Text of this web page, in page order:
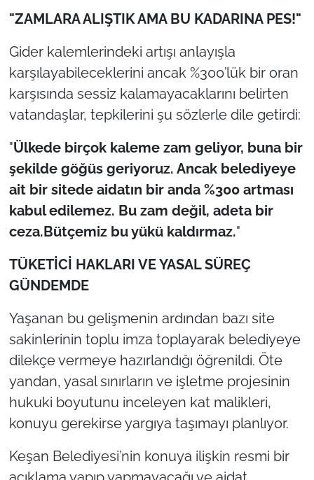
"ZAMLARA ALIŞTIK AMA BU KADARINA PES!"
Gider kalemlerindeki artışı anlayışla
karşılayabileceklerini ancak %300’lük bir oran
karşısında sessiz kalamayacaklarını belirten
vatandaşlar, tepkilerini şu sözlerle dile getirdi:
"Ülkede birçok kaleme zam geliyor, buna bir
şekilde göğüs geriyoruz. Ancak belediyeye
ait bir sitede aidatın bir anda %300 artması
kabul edilemez. Bu zam değil, adeta bir
ceza.Bütçemiz bu yükü kaldırmaz."
TÜKETİCİ HAKLARI VE YASAL SÜREÇ
GÜNDEMDE
Yaşanan bu gelişmenin ardından bazı site
sakinlerinin toplu imza toplayarak belediyeye
dilekçe vermeye hazırlandığı öğrenildi. Öte
yandan, yasal sınırların ve işletme projesinin
hukuki boyutunu inceleyen kat malikleri,
konuyu gerekirse yargıya taşımayı planlıyor.
Keşan Belediyesi’nin konuya ilişkin resmi bir